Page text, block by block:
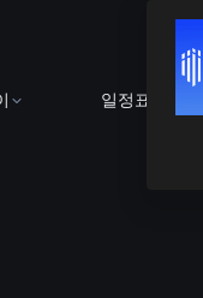
일정표